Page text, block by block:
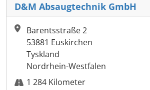
D&M Absaugtechnik GmbH
Barentsstraße 2
53881 Euskirchen
Tyskland
Nordrhein-Westfalen
1 284 Kilometer